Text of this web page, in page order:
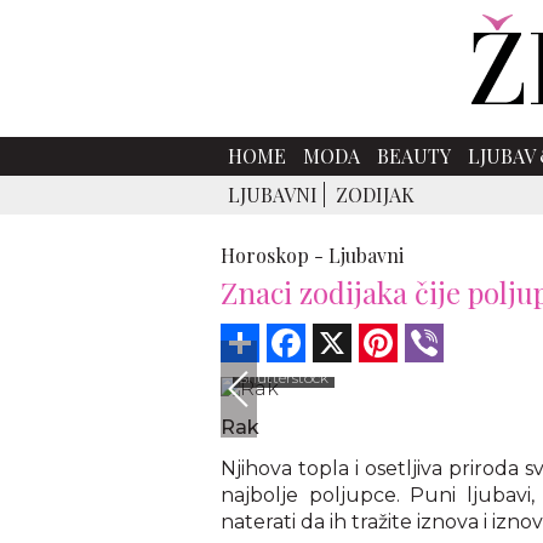
HOME MODA BEAUTY
LJUBAVNI
ZODIJAK
Horoskop - Ljubavni
Znaci zodijaka čije
Share Facebook Pinterest
Shutterstock
Rak
Njihova topla i osetljiva priroda
najbolje poljupce. Puni
naterati da ih tražite iznova i